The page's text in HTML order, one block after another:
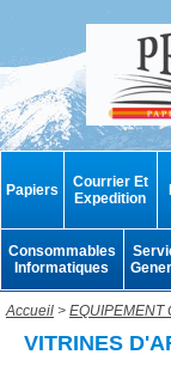
Papiers
Courrier Et
Expedition
Consommables
Informatiques
Accueil > EQUIPEMENT
VITRINES